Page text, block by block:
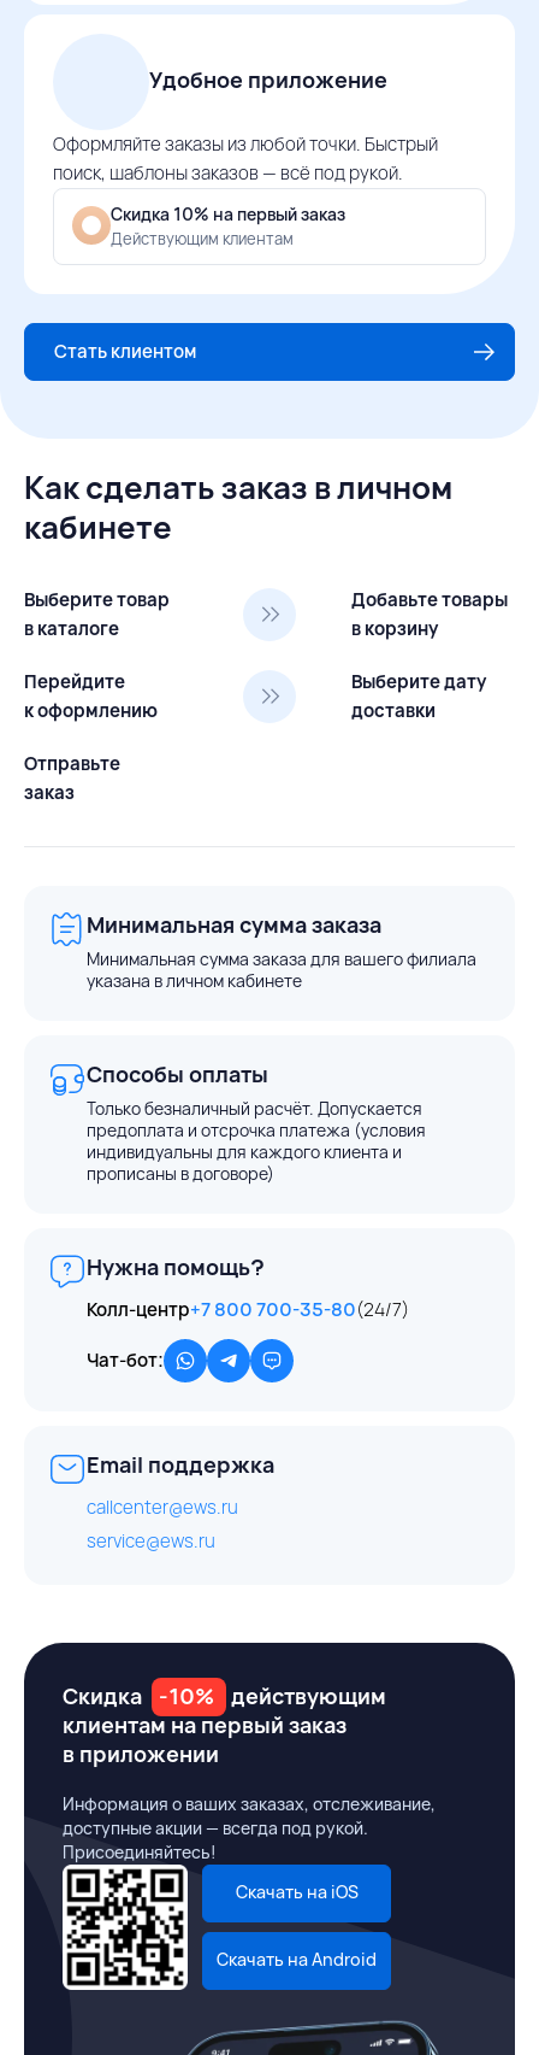
Удобное приложение
Оформляйте заказы из любой точки. Быстрый
поиск, шаблоны заказов — всё под рукой.
Скидка 10% на первый заказ
Действующим клиентам
Стать клиентом
Как сделать заказ в личном
кабинете
Выберите товар
в каталоге
Добавьте товары
в корзину
Перейдите
к оформлению
Выберите дату
доставки
Отправьте
заказ
Минимальная сумма заказа
Минимальная сумма заказа для вашего филиала
указана в личном кабинете
Способы оплаты
Только безналичный расчёт. Допускается
предоплата и отсрочка платежа (условия
индивидуальны для каждого клиента и
прописаны в договоре)
Нужна помощь?
Колл-центр+7 800 700-35-80(24/7)
Чат-бот:
Email поддержка
callcenter@ews.ru
service@ews.ru
Скидка -10%
действующим
клиентам на первый заказ
в приложении
Информация о ваших заказах, отслеживание,
доступные акции — всегда под рукой.
Присоединяйтесь!
Скачать на iOS
Скачать на Android